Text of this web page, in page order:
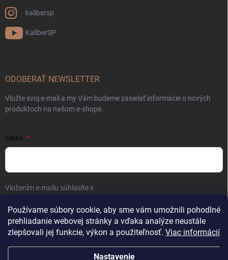
Používame súbory cookie, aby sme vám umožnili pohodlné
prehliadanie webovej stránky a vďaka analýze neustále
zlepšovali jej funkcie, výkon a použiteľnosť. Viac informácií
Nastavenie
kalibersp
KaliberSP
ODOBERAŤ NEWSLETTER
Vložte svoj e-mail a my Vám budeme zasielať informácie o nových
produktoch na našom e-shope.
EMAIL
Vložením e-mailu súhlasíte s
Prihlásiť sa